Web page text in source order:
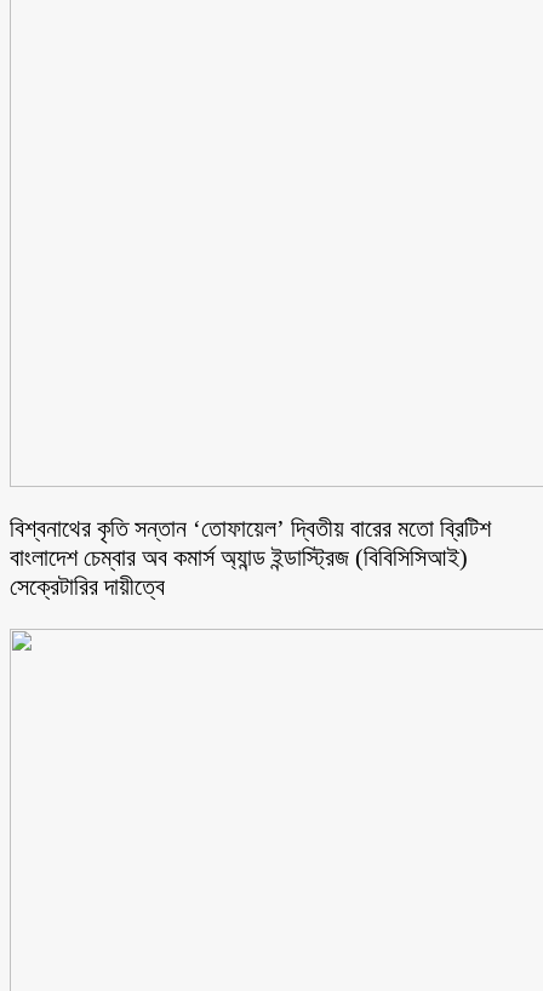
বিশ্বনাথের কৃতি সন্তান ‘তোফায়েল’ দ্বিতীয় বারের মতো ব্রিটিশ
বাংলাদেশ চেম্বার অব কমার্স অ্যান্ড ইন্ডাস্ট্রিজ (বিবিসিসিআই)
সেক্রেটারির দায়ীত্বে